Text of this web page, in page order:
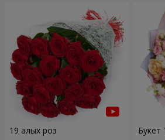
19 алых роз Букет